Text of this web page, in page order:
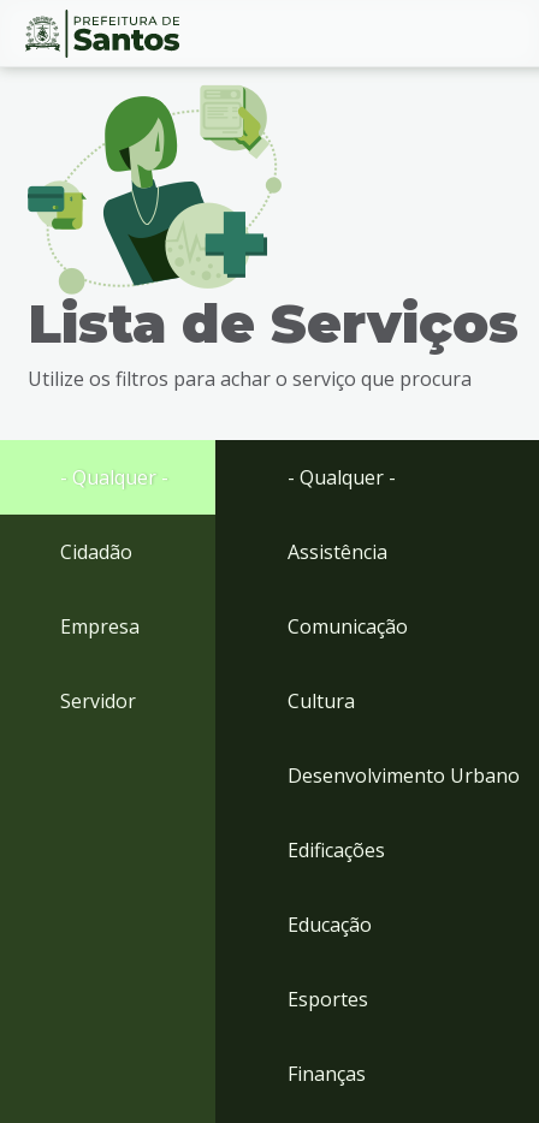
Ir
busca
Ir
rodapé
Conteúdo
Lista de Serviços
Utilize os filtros para achar o serviço que procura
- Qualquer -
Cidadão
Empresa
Servidor
- Qualquer -
Assistência
Comunicação
Cultura
Desenvolvimento Urbano
Edificações
Educação
Esportes
Finanças